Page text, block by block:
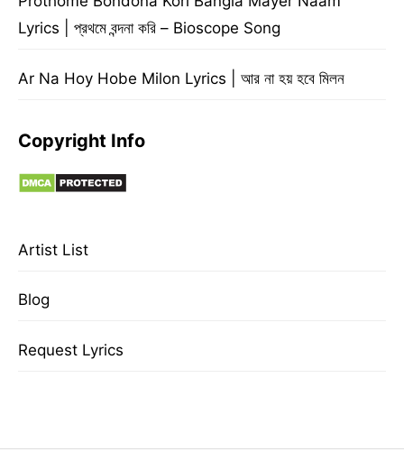
Lyrics | প্রথমে বন্দনা করি – Bioscope Song
Ar Na Hoy Hobe Milon Lyrics | আর না হয় হবে মিলন
Copyright Info
Artist List
Blog
Request Lyrics